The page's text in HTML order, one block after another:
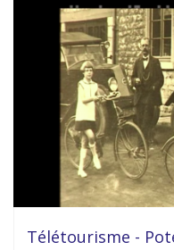
Télétourisme -